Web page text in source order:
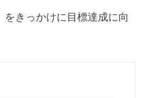
をきっかけに目標達成に向